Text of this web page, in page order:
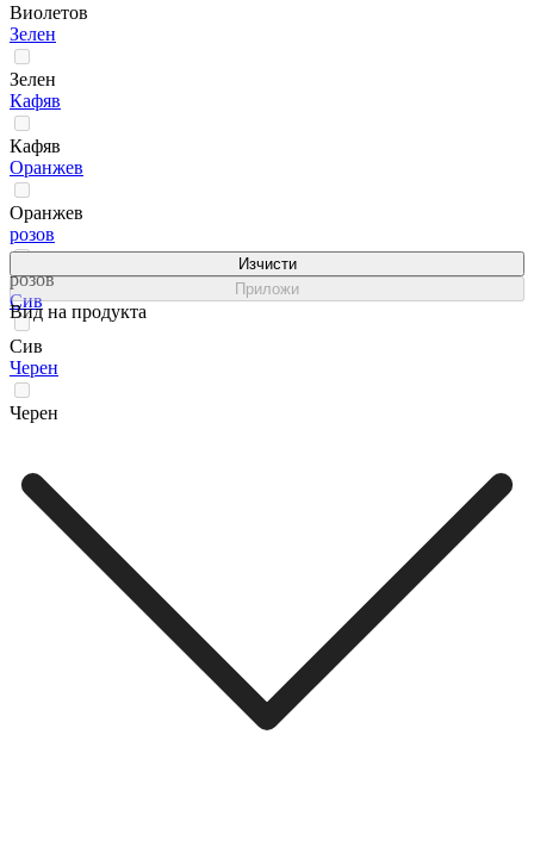
Виолетов
Зелен
Зелен
Кафяв
Кафяв
Оранжев
Оранжев
розов
розов
Сив
Сив
Черен
Черен
Изчисти
Приложи
Вид на продукта